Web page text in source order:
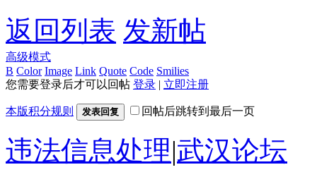
返回列表 发新帖
高级模式
B Color Image Link Quote Code Smilies
您需要登录后才可以回帖 登录 | 立即注册
本版积分规则 发表回复 回帖后跳转到最后一页
违法信息处理|武汉论坛